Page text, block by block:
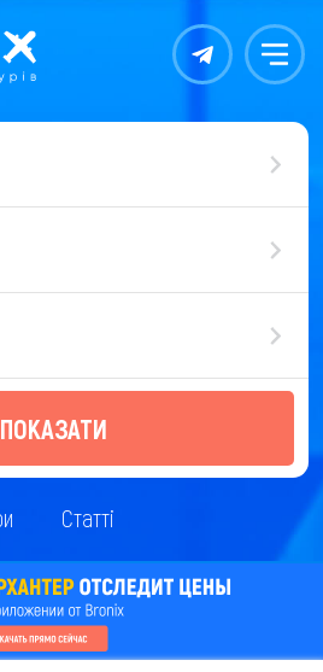
Контакты Меню
ПОКАЗАТИ
Статті